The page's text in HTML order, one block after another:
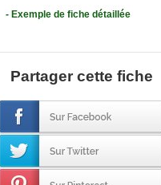
- Exemple de fiche détaillée
Partager cette fiche